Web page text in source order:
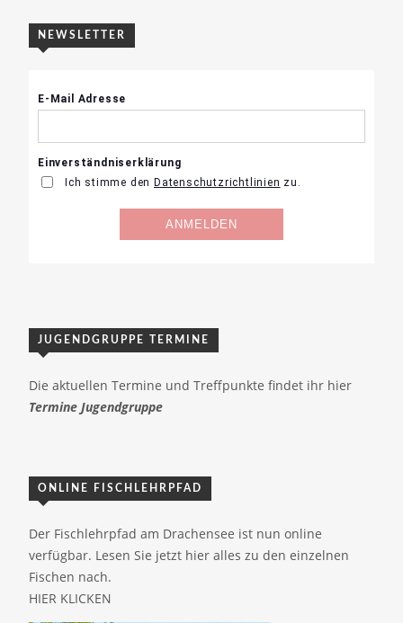
NEWSLETTER
JUGENDGRUPPE TERMINE
Die aktuellen Termine und Treffpunkte findet ihr hier
Termine Jugendgruppe
ONLINE FISCHLEHRPFAD
Der Fischlehrpfad am Drachensee ist nun online
verfügbar. Lesen Sie jetzt hier alles zu den einzelnen
Fischen nach.
HIER KLICKEN